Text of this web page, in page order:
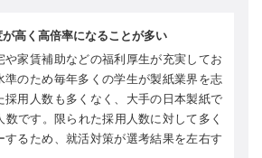
高く高倍率になることが多い
や家賃補助などの福利厚生が充実してお
準のため毎年多くの学生が製紙業界を志
採用人数も多くなく、大手の日本製紙で
数です。限られた採用人数に対して多く
するため、就活対策が選考結果を左右す